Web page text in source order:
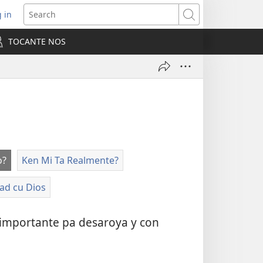
in
Search
TOCANTE NOS
Ken Mi Ta Realmente?
cu Dios
pa desaroya y con